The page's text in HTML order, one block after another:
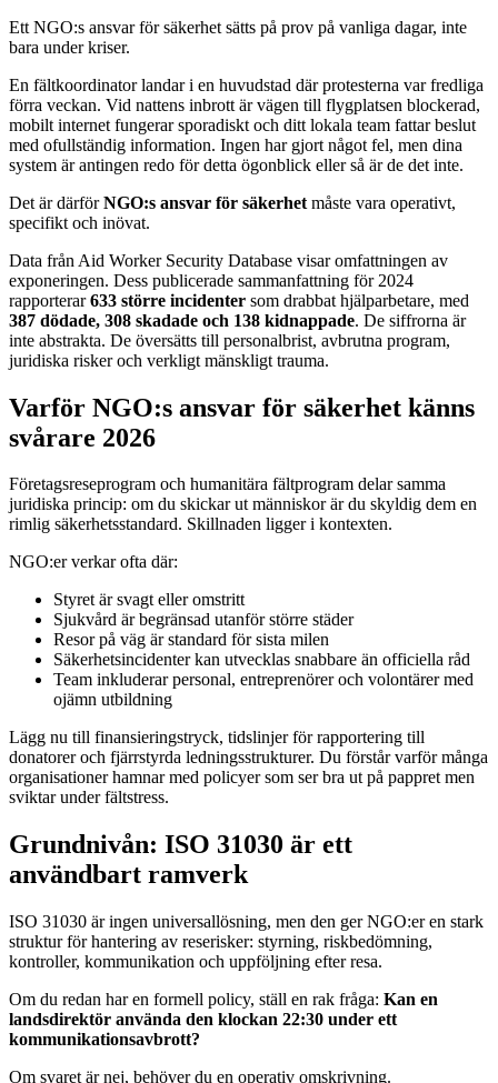
Ett NGO:s ansvar för säkerhet sätts på prov på vanliga dagar, inte
bara under kriser.
En fältkoordinator landar i en huvudstad där protesterna var fredliga
förra veckan. Vid nattens inbrott är vägen till flygplatsen blockerad,
mobilt internet fungerar sporadiskt och ditt lokala team fattar beslut
med ofullständig information. Ingen har gjort något fel, men dina
system är antingen redo för detta ögonblick eller så är de det inte.
Det är därförNGO:s ansvar för säkerhet måste vara operativt,
specifikt och inövat.
Data från Aid Worker Security Database visar omfattningen av
exponeringen. Dess publicerade sammanfattning för 2024
rapporterar633 större incidenter som drabbat hjälparbetare, med
387 dödade, 308 skadade och 138 kidnappade. De siffrorna är
inte abstrakta. De översätts till personalbrist, avbrutna program,
juridiska risker och verkligt mänskligt trauma.
Varför NGO:s ansvar för säkerhet känns
svårare 2026
Företagsreseprogram och humanitära fältprogram delar samma
juridiska princip: om du skickar ut människor är du skyldig dem en
rimlig säkerhetsstandard. Skillnaden ligger i kontexten.
NGO:er verkar ofta där:
Styret är svagt eller omstritt
Sjukvård är begränsad utanför större städer
Resor på väg är standard för sista milen
Säkerhetsincidenter kan utvecklas snabbare än officiella råd
Team inkluderar personal, entreprenörer och volontärer med
ojämn utbildning
Lägg nu till finansieringstryck, tidslinjer för rapportering till
donatorer och fjärrstyrda ledningsstrukturer. Du förstår varför många
organisationer hamnar med policyer som ser bra ut på pappret men
sviktar under fältstress.
Grundnivån: ISO 31030 är ett
användbart ramverk
ISO 31030 är ingen universallösning, men den ger NGO:er en stark
struktur för hantering av reserisker: styrning, riskbedömning,
kontroller, kommunikation och uppföljning efter resa.
Om du redan har en formell policy, ställ en rak fråga: Kan en
landsdirektör använda den klockan 22:30 under ett
kommunikationsavbrott?
Om svaret är nej, behöver du en operativ omskrivning.